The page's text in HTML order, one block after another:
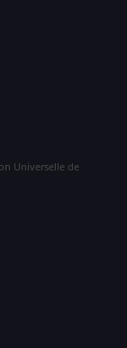
Universelle de